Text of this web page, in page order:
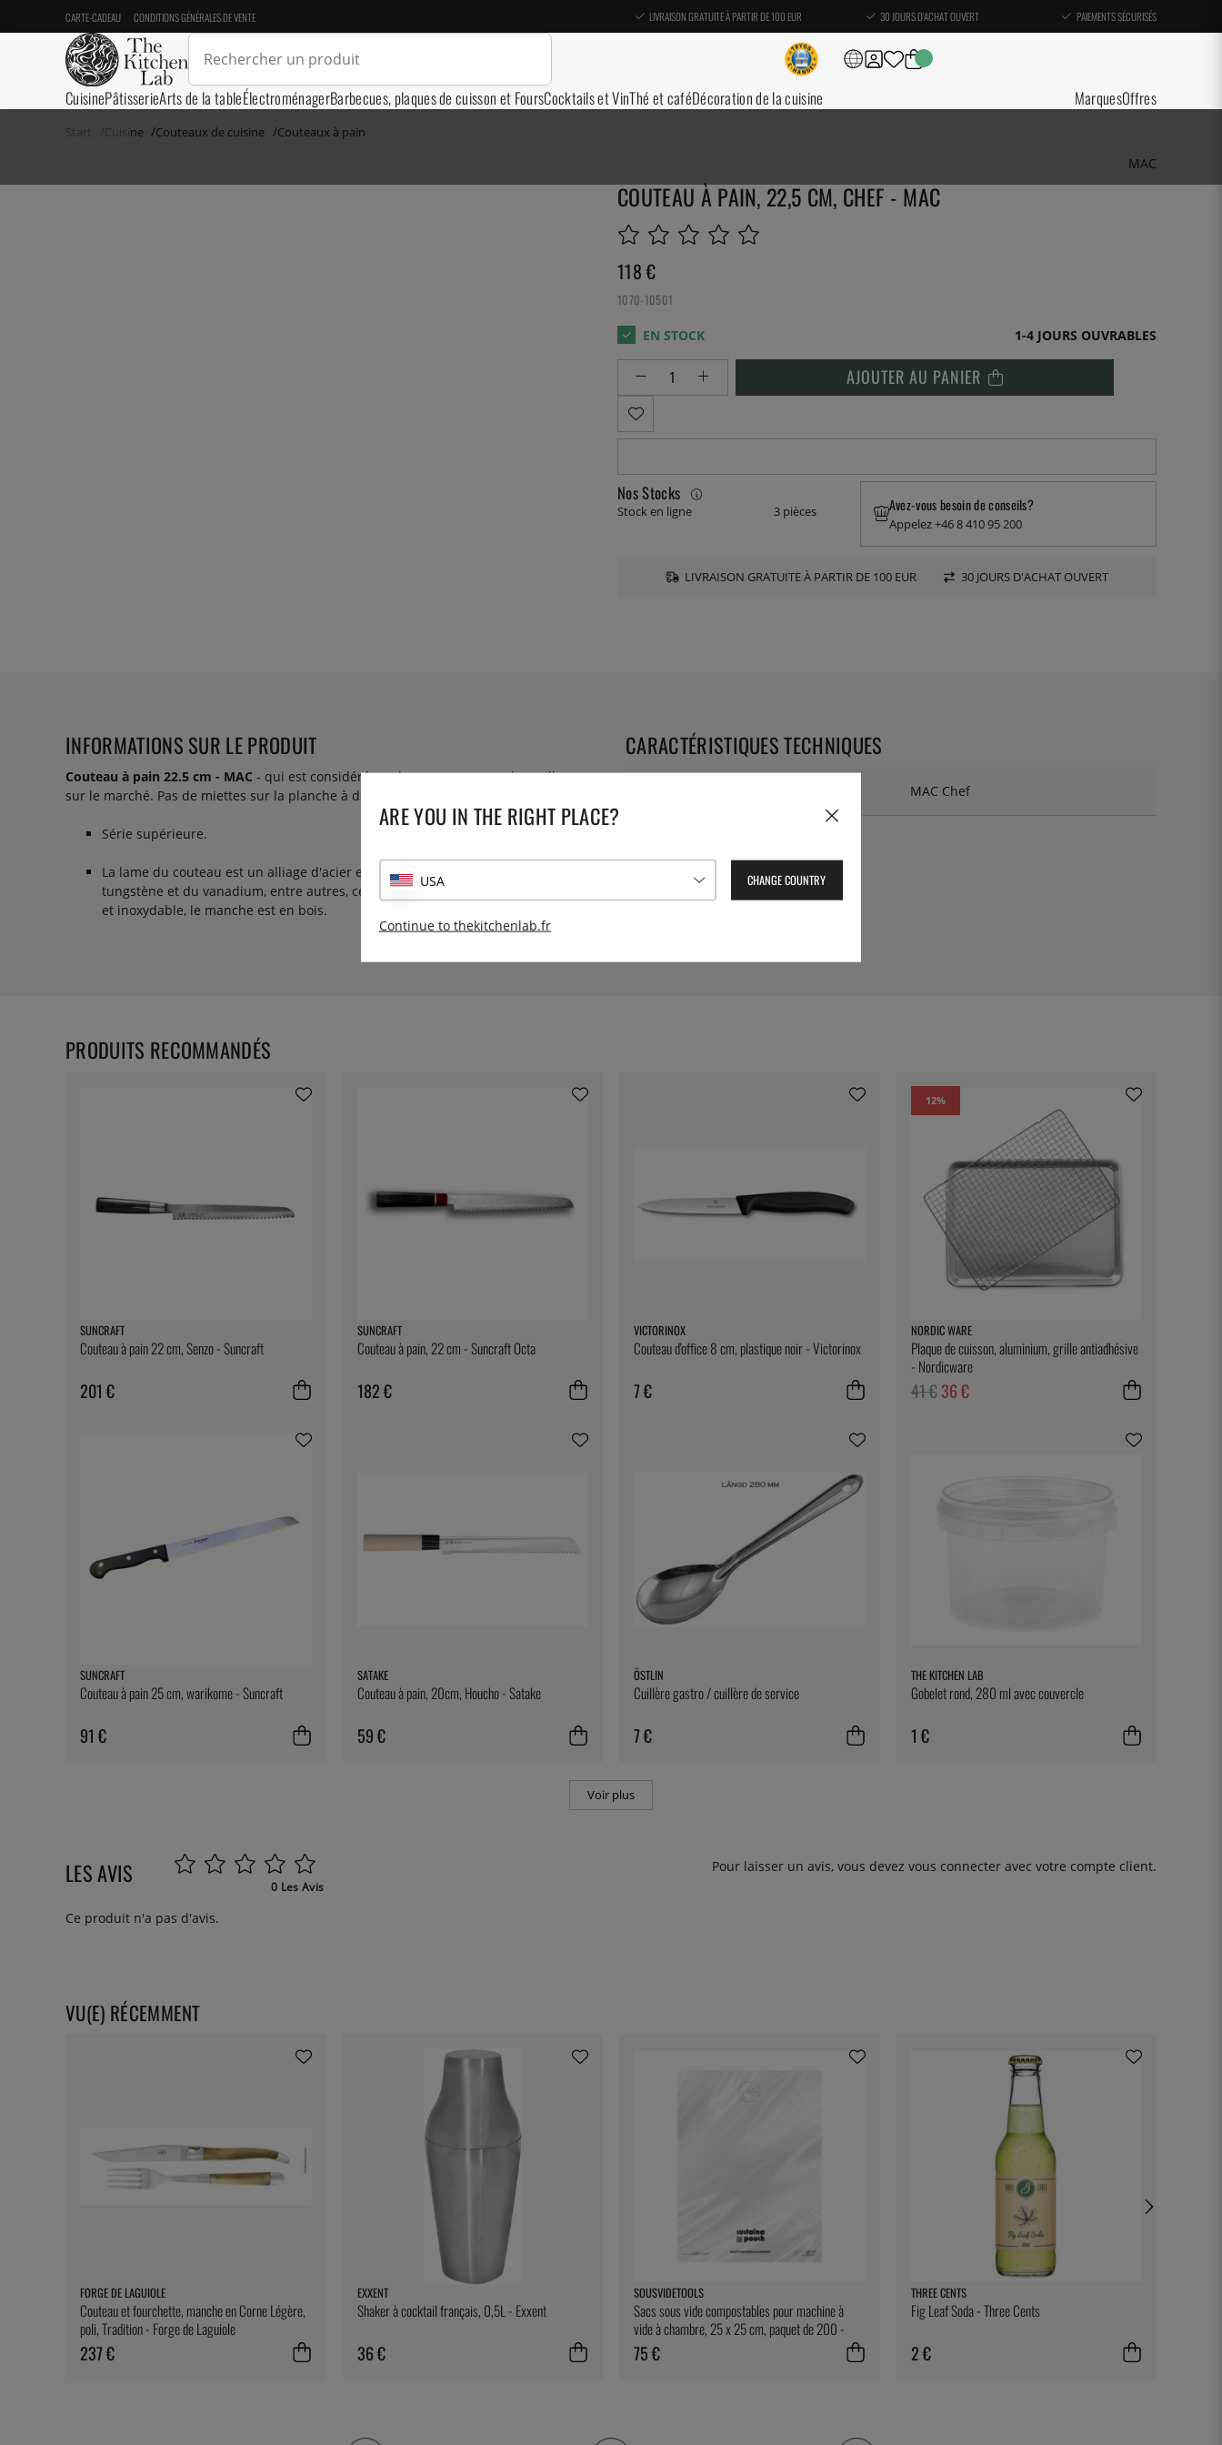
CARTE-CADEAU CONDITIONS GÉNÉRALES DE VENTE LIVRAISON GRATUITE À PARTIR DE 100 EUR 30 JOURS D'ACHAT OUVERT PAIEMENTS SÉCURISÉS
CuisinePâtisserieArts de la tableÉlectroménagerBarbecues, plaques de cuisson et FoursCocktails et VinThé et caféDécoration de la cuisine MarquesOffres
Start Cuisine Couteaux de cuisine Couteaux à pain
MAC
COUTEAU À PAIN, 22,5 CM, CHEF - MAC
118 €
1070-10501
1-4 JOURS OUVRABLES
AJOUTER AU PANIER
Nos Stocks
Stock en ligne 3 pièces Avez-vous besoin de conseils?
Appelez +46 8 410 95 200
LIVRAISON GRATUITE À PARTIR DE 100 EUR 30 JOURS D'ACHAT OUVERT
INFORMATIONS SUR LE PRODUIT
Couteau à pain 22.5 cm - MAC - qui est considéré par beaucoup comme le meilleur
sur le marché. Pas de miettes sur la planche à découper!
Série supérieure.
La lame du couteau est un alliage d'acier extra dur avec du molybdène, du
tungstène et du vanadium, entre autres, ce qui rend le tranchant extra durable
et inoxydable, le manche est en bois.
CARACTÉRISTIQUES TECHNIQUES
MAC Chef
EAN :4950673107819
SUNCRAFT
Couteau à pain 22 cm, Senzo - Suncraft
201 €
SUNCRAFT
Couteau à pain, 22 cm - Suncraft Octa
182 €
VICTORINOX
Couteau d'office 8 cm, plastique noir - Victorinox
7 €
12%
NORDIC WARE
Plaque de cuisson, aluminium, grille antiadhésive
- Nordicware
41 € 36 €
SUNCRAFT
Couteau à pain 25 cm, warikome - Suncraft
91 €
SATAKE
Couteau à pain, 20cm, Houcho - Satake
59 €
ÖSTLIN
Cuillère gastro / cuillère de service
7 €
THE KITCHEN LAB
Gobelet rond, 280 ml avec couvercle
1 €
Voir plus
PRODUITS RECOMMANDÉS
LES AVIS 0 Les Avis
Pour laisser un avis, vous devez vous connecter avec votre compte client.
Ce produit n'a pas d'avis.
VU(E) RÉCEMMENT
FORGE DE LAGUIOLE
Couteau et fourchette, manche en Corne Légère,
poli, Tradition - Forge de Laguiole
237 €
EXXENT
Shaker à cocktail français, 0,5L - Exxent
36 €
SOUSVIDETOOLS
Sacs sous vide compostables pour machine à
vide à chambre, 25 x 25 cm, paquet de 200 -
SousVideTools
75 €
THREE CENTS
Fig Leaf Soda - Three Cents
2 €
ARE YOU IN THE RIGHT PLACE?
USA CHANGE COUNTRY
Continue to thekitchenlab.fr